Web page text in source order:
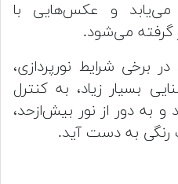
می‌یابد و عکس‌هایی با
گرفته می‌شود.
برخی شرایط نورپردازی،
بسیار زیاد، به کنترل
به دور از نور بیش‌ازحد،
رنگی به دست آید.